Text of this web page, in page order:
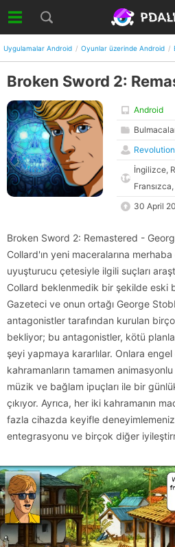
Uygulamalar Android Oyunlar üzerinde Android
Broken Sword 2:
Android
İngilizce,
30 April
Broken Sword 2: Remastered -
Collard'ın yeni maceralarına merhaba
uyuşturucu çetesiyle ilgili suçları
Collard beklenmedik bir şekilde eski
Gazeteci ve onun ortağı George
antagonistler tarafından kurulan
bekliyor; bu antagonistler, kötü
şeyi yapmaya kararlılar. Onlara
kahramanların tamamen
müzik ve bağlam ipuçları ile bir
çıkıyor. Ayrıca, her iki kahramanın
fazla cihazda keyifle
entegrasyonu ve birçok diğer